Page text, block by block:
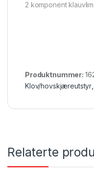
2 komponent
Produktnummer:
Klov/hovskjæreutstyr
Relaterte